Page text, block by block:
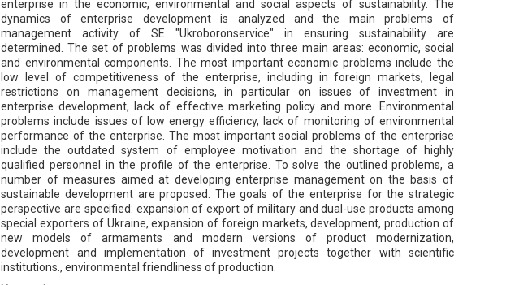
enterprise in the economic, environmental and social aspects of sustainability. The
dynamics of enterprise development is analyzed and the main problems of
management activity of SE "Ukroboronservice" in ensuring sustainability are
determined. The set of problems was divided into three main areas: economic, social
and environmental components. The most important economic problems include the
low level of competitiveness of the enterprise, including in foreign markets, legal
restrictions on management decisions, in particular on issues of investment in
enterprise development, lack of effective marketing policy and more. Environmental
problems include issues of low energy efficiency, lack of monitoring of environmental
performance of the enterprise. The most important social problems of the enterprise
include the outdated system of employee motivation and the shortage of highly
qualified personnel in the profile of the enterprise. To solve the outlined problems, a
number of measures aimed at developing enterprise management on the basis of
sustainable development are proposed. The goals of the enterprise for the strategic
perspective are specified: expansion of export of military and dual-use products among
special exporters of Ukraine, expansion of foreign markets, development, production of
new models of armaments and modern versions of product modernization,
development and implementation of investment projects together with scientific
institutions., environmental friendliness of production.